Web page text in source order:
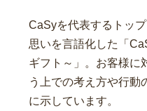
CaSyを代表するトッ
思いを言語化した「
ギフト～」。お客様に
う上での考え方や行動
に示しています。